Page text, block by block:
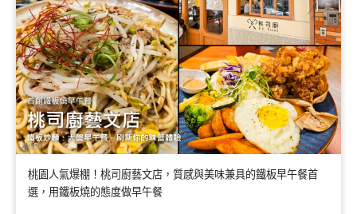
桃園人氣爆棚！桃司廚藝文店，質感與美味兼具的鐵板早午餐首
選，用鐵板燒的態度做早午餐